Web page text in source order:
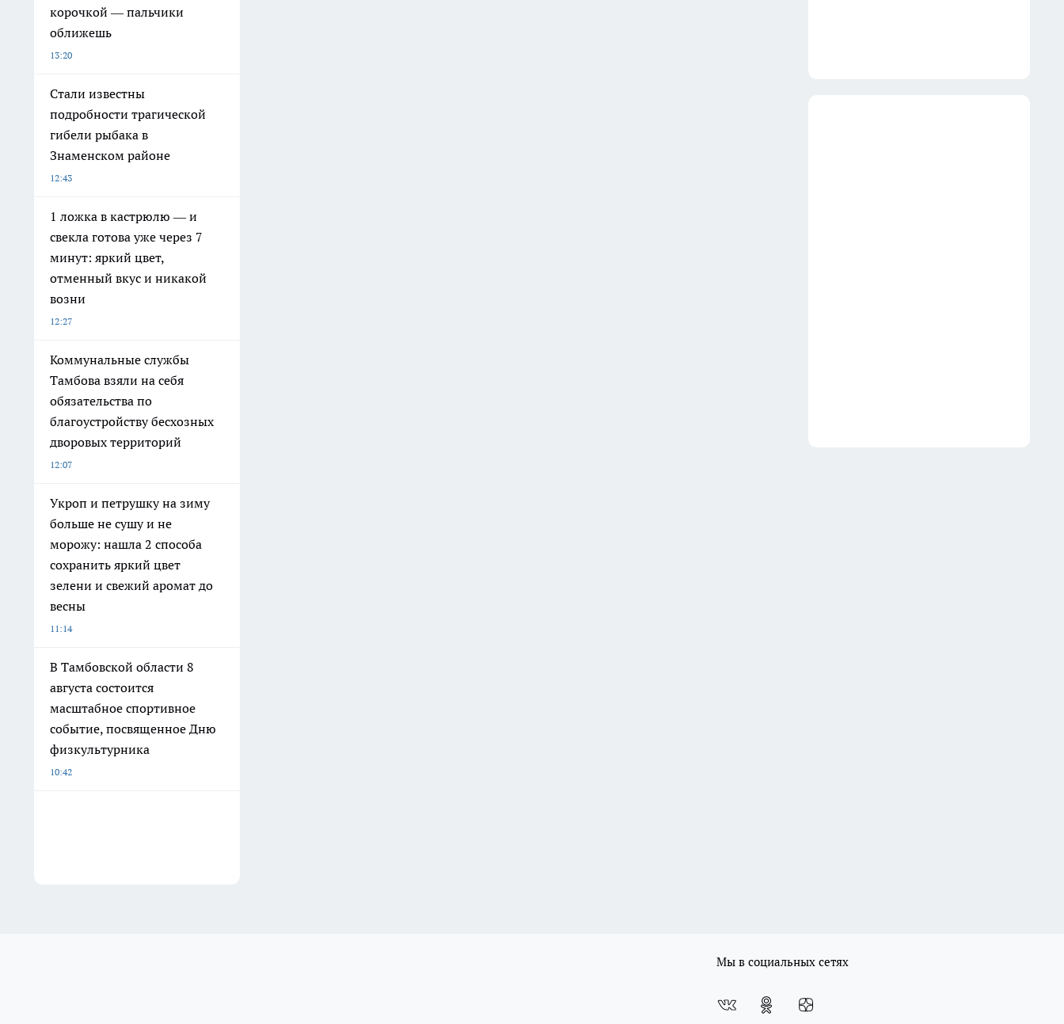
корочкой — пальчики
оближешь
13:20
Стали известны
подробности трагической
гибели рыбака в
Знаменском районе
12:43
1 ложка в кастрюлю — и
свекла готова уже через 7
минут: яркий цвет,
отменный вкус и никакой
возни
12:27
Коммунальные службы
Тамбова взяли на себя
обязательства по
благоустройству бесхозных
дворовых территорий
12:07
Укроп и петрушку на зиму
больше не сушу и не
морожу: нашла 2 способа
сохранить яркий цвет
зелени и свежий аромат до
весны
11:14
В Тамбовской области 8
августа состоится
масштабное спортивное
событие, посвященное Дню
физкультурника
10:42
Мы в социальных сетях